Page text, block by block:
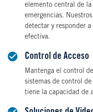
elemento central de
emergencias.
detectar y responder
efectiva.
Control de Acceso
Mantenga el control
sistemas de control
tiene la capacidad de